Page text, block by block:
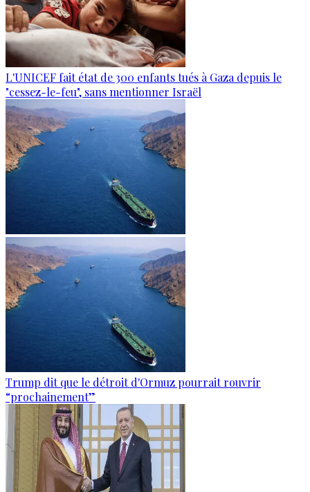
L'UNICEF fait état de 300 enfants tués à Gaza depuis le
"cessez-le-feu", sans mentionner Israël
Trump dit que le détroit d'Ormuz pourrait rouvrir
“prochainement”